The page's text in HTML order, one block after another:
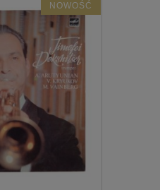
NOWOŚĆ